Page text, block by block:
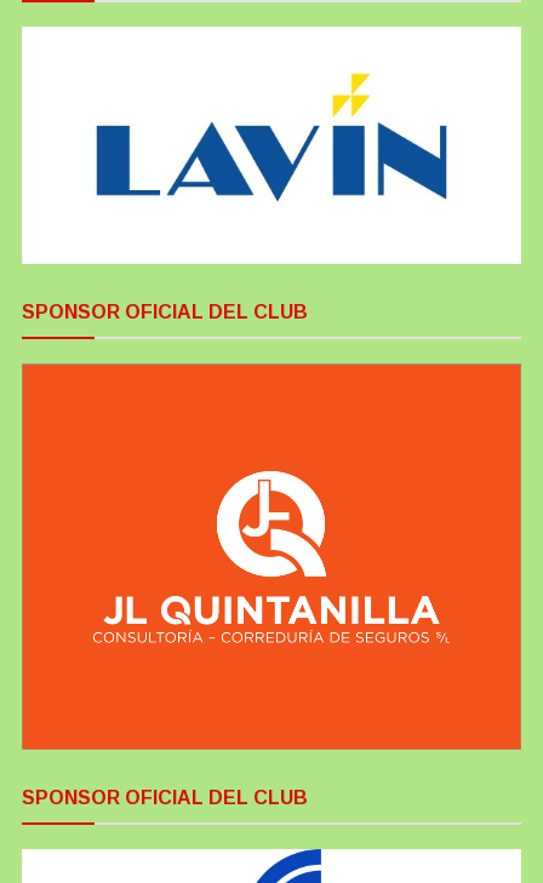
SPONSOR OFICIAL DEL CLUB
SPONSOR OFICIAL DEL CLUB